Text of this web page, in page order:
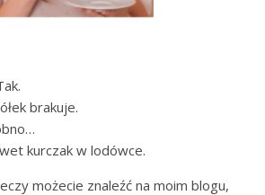
brakuje.
kurczak w lodówce.
możecie znaleźć na moim blogu,